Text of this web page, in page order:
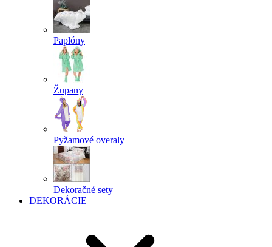
Paplóny
Župany
Pyžamové overaly
Dekoračné sety
DEKORÁCIE